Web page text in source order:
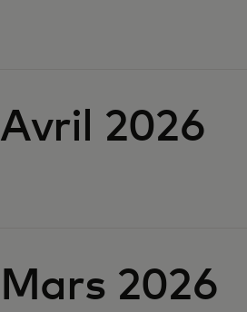
Avril 2026
Mars 2026